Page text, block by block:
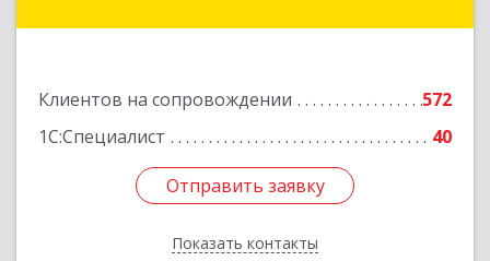
Клиентов на сопровождении
572
1С:Специалист
40
Отправить заявку
Показать контакты
Отправить заявку
Назад